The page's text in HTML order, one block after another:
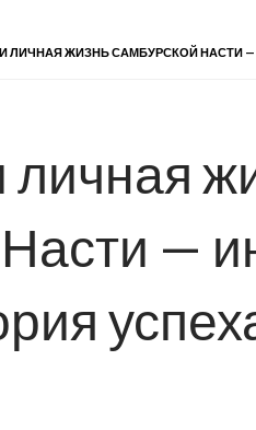
ЛИЧНАЯ ЖИЗНЬ САМБУРСКОЙ НАСТИ
—